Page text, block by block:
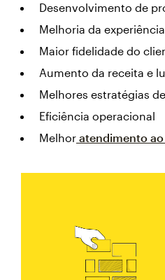
Desenvolvimento de
Melhoria da
Maior fidelidade do
Aumento da receita e
Melhores estratégias
Eficiência operacional
Melhor atendimento